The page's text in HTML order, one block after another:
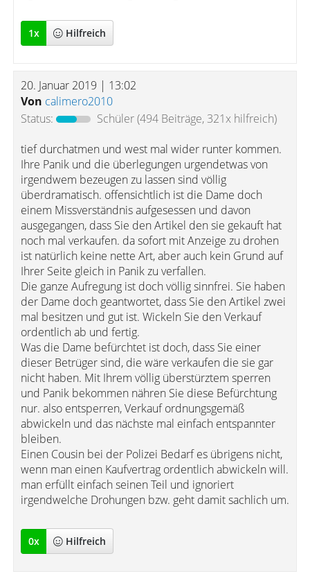
1x Hilfreich
20. Januar 2019 | 13:02
Von calimero2010
Status:
Schüler(494 Beiträge, 321x hilfreich)
tief durchatmen und west mal wider runter kommen.
Ihre Panik und die überlegungen urgendetwas von
irgendwem bezeugen zu lassen sind völlig
überdramatisch. offensichtlich ist die Dame doch
einem Missverständnis aufgesessen und davon
ausgegangen, dass Sie den Artikel den sie gekauft hat
noch mal verkaufen. da sofort mit Anzeige zu drohen
ist natürlich keine nette Art, aber auch kein Grund auf
Ihrer Seite gleich in Panik zu verfallen.
Die ganze Aufregung ist doch völlig sinnfrei. Sie haben
der Dame doch geantwortet, dass Sie den Artikel zwei
mal besitzen und gut ist. Wickeln Sie den Verkauf
ordentlich ab und fertig.
Was die Dame befürchtet ist doch, dass Sie einer
dieser Betrüger sind, die wäre verkaufen die sie gar
nicht haben. Mit Ihrem völlig überstürztem sperren
und Panik bekommen nähren Sie diese Befürchtung
nur. also entsperren, Verkauf ordnungsgemäß
abwickeln und das nächste mal einfach entspannter
bleiben.
Einen Cousin bei der Polizei Bedarf es übrigens nicht,
wenn man einen Kaufvertrag ordentlich abwickeln will.
man erfüllt einfach seinen Teil und ignoriert
irgendwelche Drohungen bzw. geht damit sachlich um.
0x Hilfreich